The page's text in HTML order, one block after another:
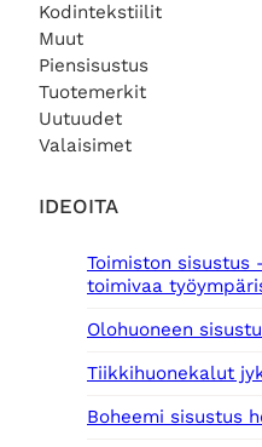
Kodintekstiilit
Muut
Piensisustus
Tuotemerkit
Uutuudet
Valaisimet
IDEOITA
Toimiston sisustus
toimivaa
Olohuoneen
Tiikkihuonekalut
Boheemi sisustus